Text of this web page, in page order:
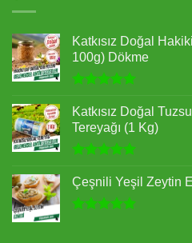
Katkısız Doğal
100g) Dökme
5.00oy
aldı
Katkısız Doğal
Tereyağı (1 Kg)
5.00oy
aldı
Çeşnili Yeşil Zeytin